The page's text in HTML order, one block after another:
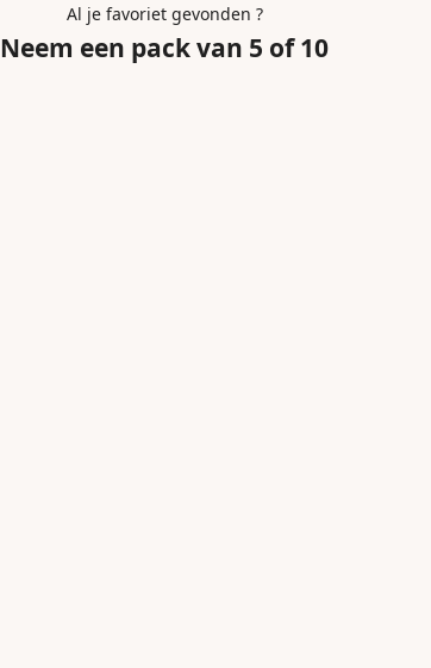
Al je favoriet gevonden ?
Neem een pack van 5 of 10